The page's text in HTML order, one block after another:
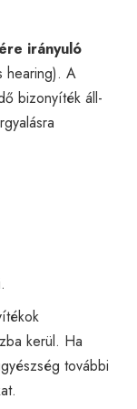
irányuló
hearing). A
bizonyíték áll-
kerül. Ha
további